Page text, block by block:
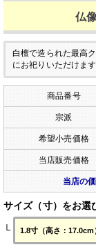
仏
白檀で造られた最高
にお祀りいただけます
商品番号
宗派
希望小売価格
当店販売価格
当店の
サイズ（寸）をお選
└